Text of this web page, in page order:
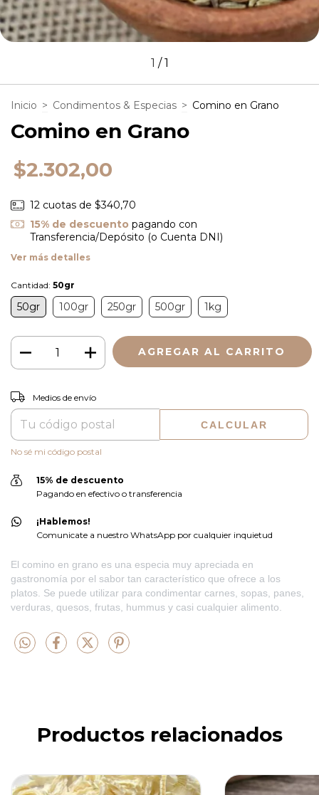
1 /1
Inicio > Condimentos & Especias > Comino en Grano
Comino en Grano
$2.302,00
12 cuotas de $340,70
15% de descuento pagando con
Transferencia/Depósito (o Cuenta DNI)
Ver más detalles
Cantidad: 50gr
50gr 100gr 250gr 500gr 1kg
Entregas para el CP:
Medios de envío
CALCULAR
No sé mi código postal
15% de descuento
Pagando en efectivo o transferencia
¡Hablemos!
Comunicate a nuestro WhatsApp por cualquier inquietud
El comino en grano es una especia muy apreciada en
gastronomía por el sabor tan característico que ofrece a los
platos. Se puede utilizar para condimentar carnes, sopas, panes,
verduras, quesos, frutas, hummus y casi cualquier alimento.
Productos relacionados